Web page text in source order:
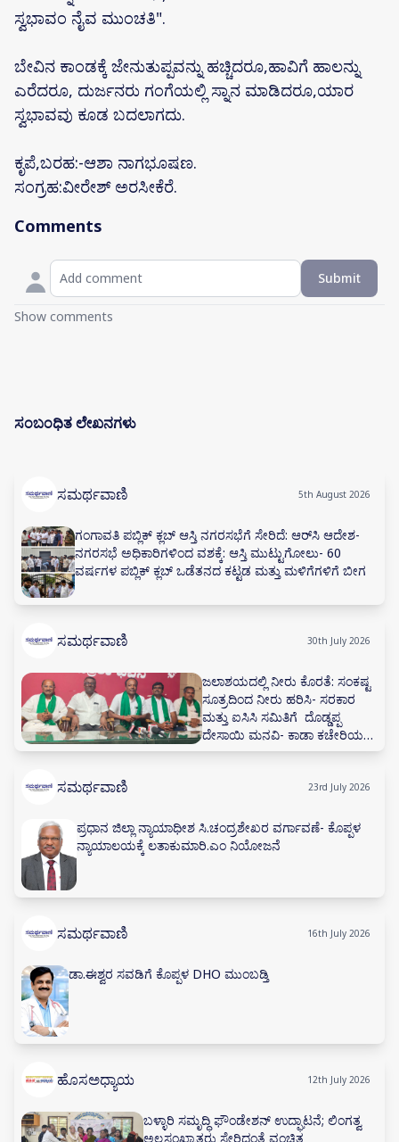
ಸ್ವಭಾವಂ ನೈವ ಮುಂಚತಿ".
ಬೇವಿನ ಕಾಂಡಕ್ಕೆ ಜೇನುತುಪ್ಪವನ್ನು ಹಚ್ಚಿದರೂ,ಹಾವಿಗೆ ಹಾಲನ್ನು
ಎರೆದರೂ, ದುರ್ಜನರು ಗಂಗೆಯಲ್ಲಿ ಸ್ನಾನ ಮಾಡಿದರೂ,ಯಾರ
ಸ್ವಭಾವವು ಕೂಡ ಬದಲಾಗದು.
ಕೃಪೆ,ಬರಹ:-ಆಶಾ ನಾಗಭೂಷಣ.
ಸಂಗ್ರಹ:ವೀರೇಶ್ ಅರಸೀಕೆರೆ.
Comments
Submit
Show comments
ಸಂಬಂಧಿತ ಲೇಖನಗಳು
ಸಮರ್ಥವಾಣಿ 5th August 2026
ಗಂಗಾವತಿ ಪಬ್ಲಿಕ್ ಕ್ಲಬ್ ಆಸ್ತಿ ನಗರಸಭೆಗೆ ಸೇರಿದೆ: ಆರ್‌ಸಿ ಆದೇಶ-
ನಗರಸಭೆ ಅಧಿಕಾರಿಗಳಿಂದ ವಶಕ್ಕೆ: ಆಸ್ತಿ ಮುಟ್ಟುಗೋಲು- 60
ವರ್ಷಗಳ ಪಬ್ಲಿಕ್ ಕ್ಲಬ್ ಒಡೆತನದ ಕಟ್ಟಡ ಮತ್ತು ಮಳಿಗೆಗಳಿಗೆ ಬೀಗ
ಸಮರ್ಥವಾಣಿ 30th July 2026
ಜಲಾಶಯದಲ್ಲಿ ನೀರು ಕೊರತೆ: ಸಂಕಷ್ಟ
ಸೂತ್ರದಿಂದ ನೀರು ಹರಿಸಿ- ಸರಕಾರ
ಮತ್ತು ಐಸಿಸಿ ಸಮಿತಿಗೆ ದೊಡ್ಡಪ್ಪ
ದೇಸಾಯಿ ಮನವಿ- ಕಾಡಾ ಕಚೇರಿಯಲ್ಲಿ
ನೀರಾವರಿ ಸಲಹಾ ಸಮಿತಿ ಸಭೆ ನಡೆಸಲು
ಸಮರ್ಥವಾಣಿ 23rd July 2026
ಪ್ರಧಾನ ಜಿಲ್ಲಾ ನ್ಯಾಯಾಧೀಶ ಸಿ.ಚಂದ್ರಶೇಖರ ವರ್ಗಾವಣೆ- ಕೊಪ್ಪಳ
ನ್ಯಾಯಾಲಯಕ್ಕೆ ಲತಾಕುಮಾರಿ.ಎಂ ನಿಯೋಜನೆ
ಸಮರ್ಥವಾಣಿ 16th July 2026
ಡಾ.ಈಶ್ವರ ಸವಡಿಗೆ ಕೊಪ್ಪಳ DHO ಮುಂಬಡ್ತಿ
ಹೊಸಅಧ್ಯಾಯ 12th July 2026
ಬಳ್ಳಾರಿ ಸಮೃದ್ಧಿ ಫೌಂಡೇಶನ್ ಉದ್ಘಾಟನೆ; ಲಿಂಗತ್ವ
ಅಲ್ಪಸಂಖ್ಯಾತರು ಸೇರಿದಂತೆ ವಂಚಿತ